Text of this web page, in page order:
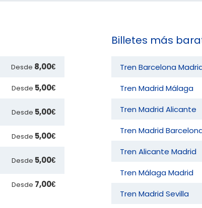
Desde 8,00€
Desde 5,00€
Desde 5,00€
Desde 5,00€
Desde 5,00€
Desde 7,00€
Billetes más
Tren Barcelona
Tren Madrid Málaga
Tren Madrid Alicante
Tren Madrid
Tren Alicante Madrid
Tren Málaga Madrid
Tren Madrid Sevilla